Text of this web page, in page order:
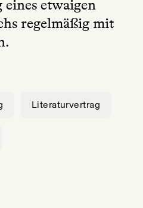
etwaigen
regelmäßig mit
Literaturvertrag